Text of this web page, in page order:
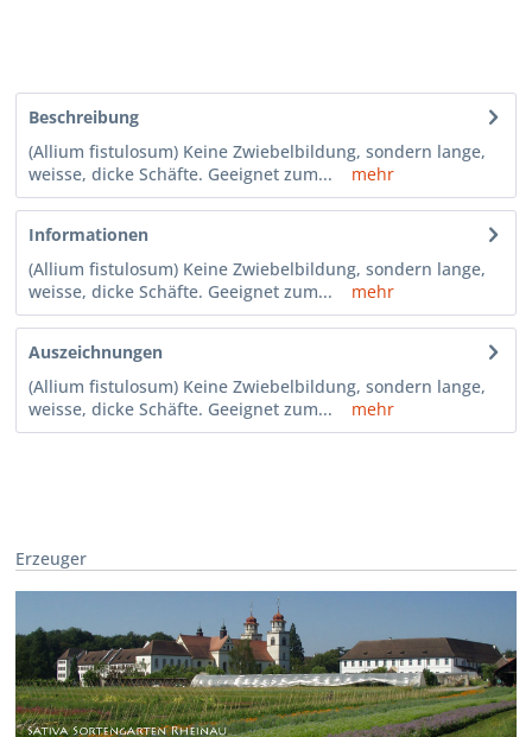
Beschreibung
(Allium fistulosum) Keine Zwiebelbildung, sondern lange,
weisse, dicke Schäfte. Geeignet zum...
mehr
Informationen
(Allium fistulosum) Keine Zwiebelbildung, sondern lange,
weisse, dicke Schäfte. Geeignet zum...
mehr
Auszeichnungen
(Allium fistulosum) Keine Zwiebelbildung, sondern lange,
weisse, dicke Schäfte. Geeignet zum...
mehr
Erzeuger